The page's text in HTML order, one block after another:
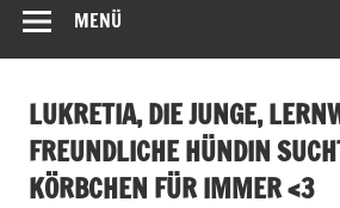
MENÜ
LUKRETIA, DIE JUNGE,
FREUNDLICHE HÜNDIN
KÖRBCHEN FÜR IMMER <3